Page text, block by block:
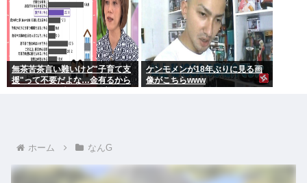
無茶苦茶言い難いけど"子育て支
援"って不要だよな…金有るから
ケンモメンが18年ぶりに見る画
像がこちらwww
ホーム なんG